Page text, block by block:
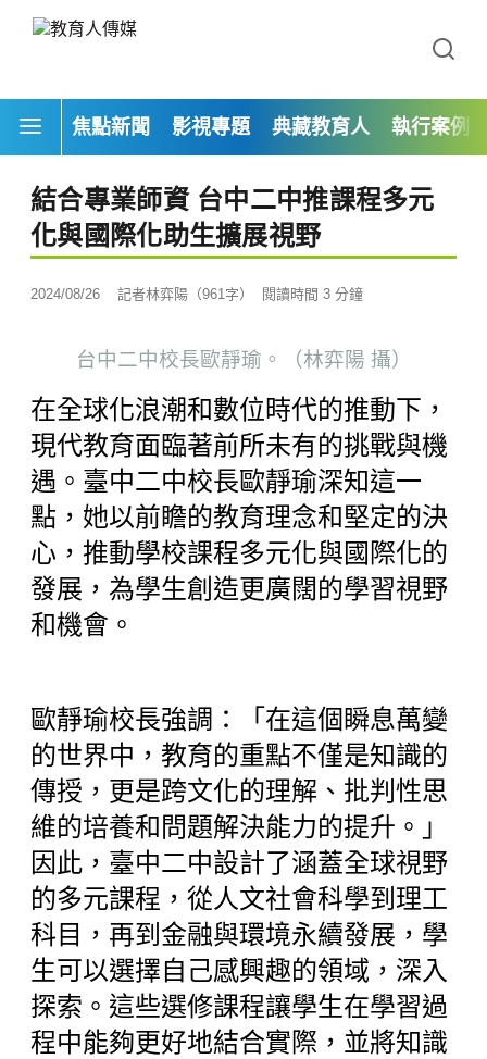
焦點新聞 影視專題 典藏教育人 執行案例
結合專業師資 台中二中推課程多元
化與國際化助生擴展視野
2024/08/26 記者林弈陽（961字） 閱讀時間 3 分鐘
台中二中校長歐靜瑜。（林弈陽 攝）
在全球化浪潮和數位時代的推動下，
現代教育面臨著前所未有的挑戰與機
遇。臺中二中校長歐靜瑜深知這一
點，她以前瞻的教育理念和堅定的決
心，推動學校課程多元化與國際化的
發展，為學生創造更廣闊的學習視野
和機會。
歐靜瑜校長強調：「在這個瞬息萬變
的世界中，教育的重點不僅是知識的
傳授，更是跨文化的理解、批判性思
維的培養和問題解決能力的提升。」
因此，臺中二中設計了涵蓋全球視野
的多元課程，從人文社會科學到理工
科目，再到金融與環境永續發展，學
生可以選擇自己感興趣的領域，深入
探索。這些選修課程讓學生在學習過
程中能夠更好地結合實際，並將知識